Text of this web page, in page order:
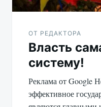
ОТ РЕДАКТОРА
Власть
систему!
Реклама от Google
эффективное